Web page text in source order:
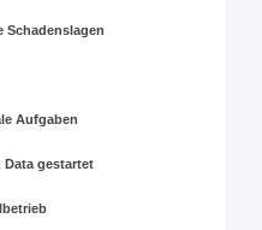
Schadenslagen
Aufgaben
gestartet